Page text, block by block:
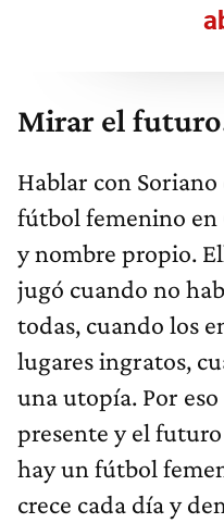
Mirar el
Hablar con
fútbol femenino
y nombre propio.
jugó cuando no
todas, cuando los
lugares ingratos,
una utopía. Por
presente y el
hay un fútbol
crece cada día y